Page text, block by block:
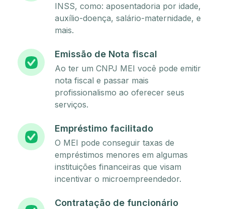
INSS, como: aposentadoria por idade,
auxílio-doença, salário-maternidade, e
mais.
Emissão de Nota fiscal
Ao ter um CNPJ MEI você pode emitir
nota fiscal e passar mais
profissionalismo ao oferecer seus
serviços.
Empréstimo facilitado
O MEI pode conseguir taxas de
empréstimos menores em algumas
instituições financeiras que visam
incentivar o microempreendedor.
Contratação de funcionário